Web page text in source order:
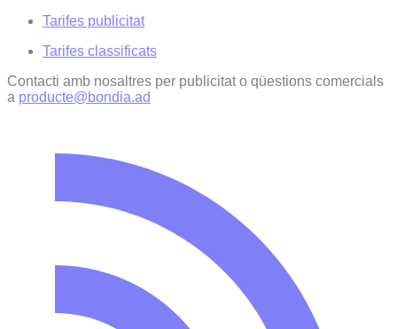
Tarifes publicitat
Tarifes classificats
Contacti amb nosaltres per publicitat o qüestions comercials
a producte@bondia.ad